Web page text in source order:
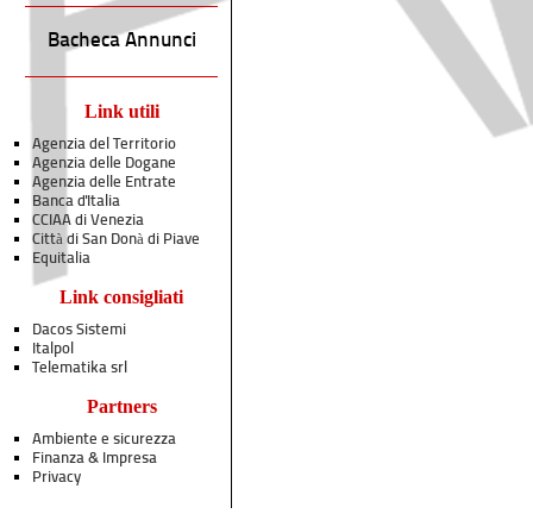
Bacheca Annunci
Link utili
Agenzia del Territorio
Agenzia delle Dogane
Agenzia delle Entrate
Banca d'Italia
CCIAA di Venezia
Città di San Donà di Piave
Equitalia
Link consigliati
Dacos Sistemi
Italpol
Telematika srl
Partners
Ambiente e sicurezza
Finanza & Impresa
Privacy